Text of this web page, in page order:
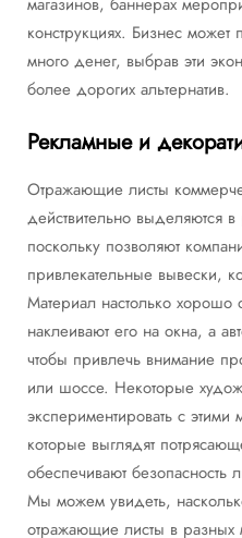
конструкциях. Бизнес может
много денег, выбрав эти
более дорогих альтернатив.
Рекламные и
Отражающие листы
действительно выделяются
поскольку позволяют
привлекательные вывески,
Материал настолько хорошо
наклеивают его на окна, а
чтобы привлечь внимание
или шоссе. Некоторые
экспериментировать с
которые выглядят
обеспечивают безопасность
Мы можем увидеть,
отражающие листы в разных